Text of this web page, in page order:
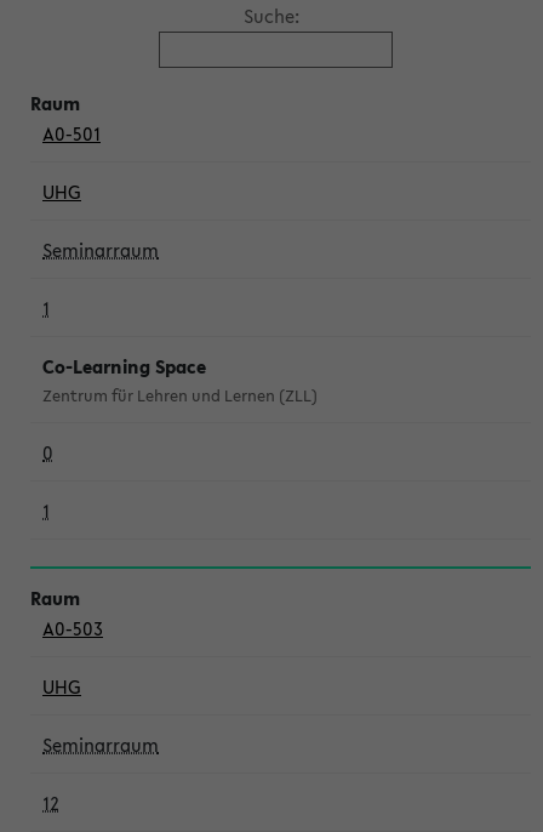
Suche:
A0-501
UHG
Seminarraum
1
Co-Learning Space
Zentrum für Lehren und Lernen (ZLL)
0
1
A0-503
UHG
Seminarraum
12